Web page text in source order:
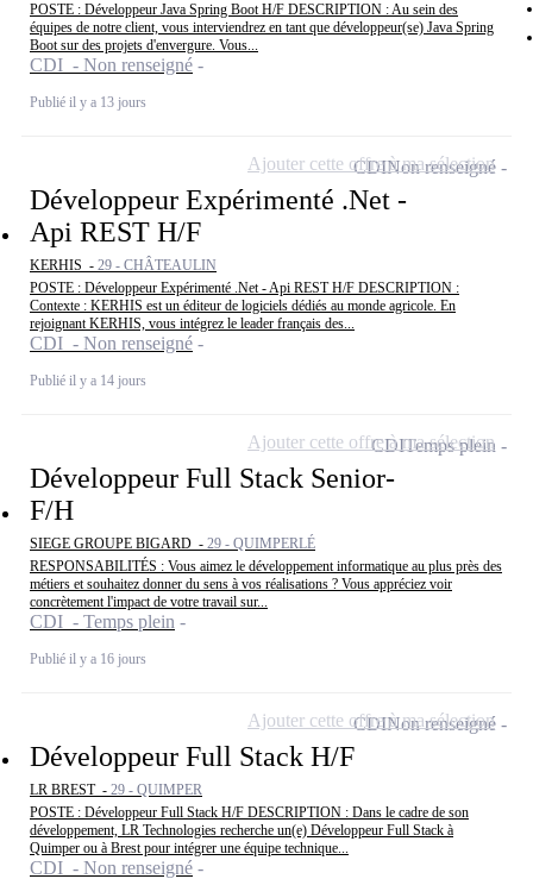
POSTE : Développeur Java Spring Boot H/F DESCRIPTION : Au sein des
équipes de notre client, vous interviendrez en tant que développeur(se) Java Spring
Boot sur des projets d'envergure. Vous...
CDI - Non renseigné
Publié il y a 13 jours
Développeur Expérimenté .Net -
Api REST H/F
KERHIS - 29 - CHÂTEAULIN
POSTE : Développeur Expérimenté .Net - Api REST H/F DESCRIPTION :
Contexte : KERHIS est un éditeur de logiciels dédiés au monde agricole. En
rejoignant KERHIS, vous intégrez le leader français des...
CDI - Non renseigné
Publié il y a 14 jours
CDINon renseigné
Ajouter cette offre à ma sélection
Développeur Full Stack Senior-
F/H
SIEGE GROUPE BIGARD - 29 - QUIMPERLÉ
RESPONSABILITÉS : Vous aimez le développement informatique au plus près des
métiers et souhaitez donner du sens à vos réalisations ? Vous appréciez voir
concrètement l'impact de votre travail sur...
CDI - Temps plein
Publié il y a 16 jours
CDITemps plein
Ajouter cette offre à ma sélection
Développeur Full Stack H/F
LR BREST - 29 - QUIMPER
POSTE : Développeur Full Stack H/F DESCRIPTION : Dans le cadre de son
développement, LR Technologies recherche un(e) Développeur Full Stack à
Quimper ou à Brest pour intégrer une équipe technique...
CDI - Non renseigné
CDINon renseigné
Ajouter cette offre à ma sélection